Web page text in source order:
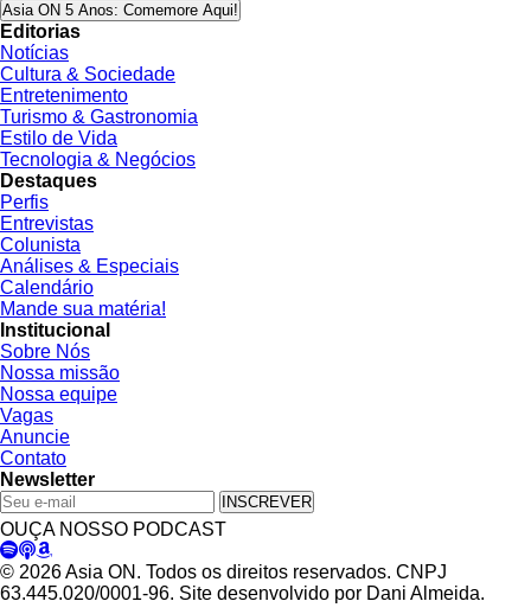
Asia ON 5 Anos: Comemore Aqui!
Editorias
Notícias
Cultura & Sociedade
Entretenimento
Turismo & Gastronomia
Estilo de Vida
Tecnologia & Negócios
Destaques
Perfis
Entrevistas
Colunista
Análises & Especiais
Calendário
Mande sua matéria!
Institucional
Sobre Nós
Nossa missão
Nossa equipe
Vagas
Anuncie
Contato
Newsletter
INSCREVER
OUÇA NOSSO PODCAST
© 2026 Asia ON. Todos os direitos reservados. CNPJ
63.445.020/0001-96. Site desenvolvido por Dani Almeida.